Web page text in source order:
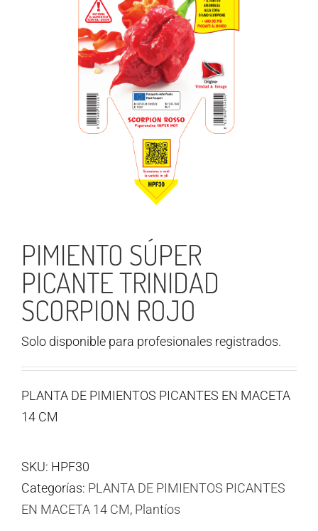
PIMIENTO SÚPER
PICANTE TRINIDAD
SCORPION ROJO
Solo disponible para profesionales registrados.
PLANTA DE PIMIENTOS PICANTES EN MACETA
14 CM
SKU: HPF30
Categorías: PLANTA DE PIMIENTOS PICANTES
EN MACETA 14 CM, Plantíos